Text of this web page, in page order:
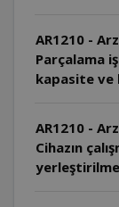
AR1210 -
Parçalama
kapasite ve
AR1210 -
Cihazın